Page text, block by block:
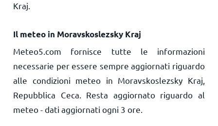
Kraj.
Il meteo in Moravskoslezsky Kraj
Meteo5.com fornisce tutte le informazioni
necessarie per essere sempre aggiornati riguardo
alle condizioni meteo in Moravskoslezsky Kraj,
Repubblica Ceca. Resta aggiornato riguardo al
meteo - dati aggiornati ogni 3 ore.